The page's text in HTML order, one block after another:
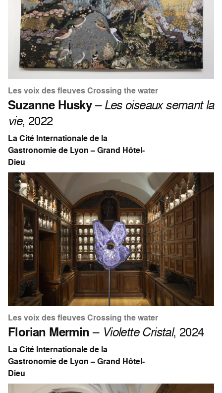
Les voix des fleuves Crossing the water
Suzanne Husky–Les oiseaux semant la
vie, 2022
La Cité Internationale de la
Gastronomie de Lyon – Grand Hôtel-
Dieu
Les voix des fleuves Crossing the water
Florian Mermin– Violette Cristal, 2024
La Cité Internationale de la
Gastronomie de Lyon – Grand Hôtel-
Dieu